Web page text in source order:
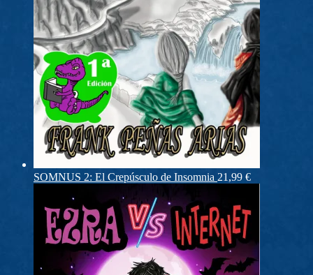
SOMNUS 2: El Crepúsculo de Insomnia 21,99 €